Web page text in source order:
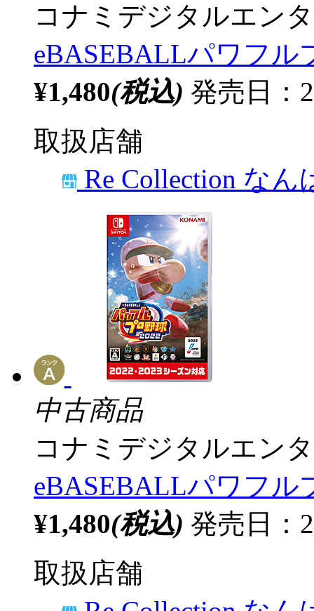
コナミデジタルエン
eBASEBALLパワフル
¥1,480(税込) 発売日：
取扱店舗
Re Collection なん
中古商品
コナミデジタルエン
eBASEBALLパワフル
¥1,480(税込) 発売日：
取扱店舗